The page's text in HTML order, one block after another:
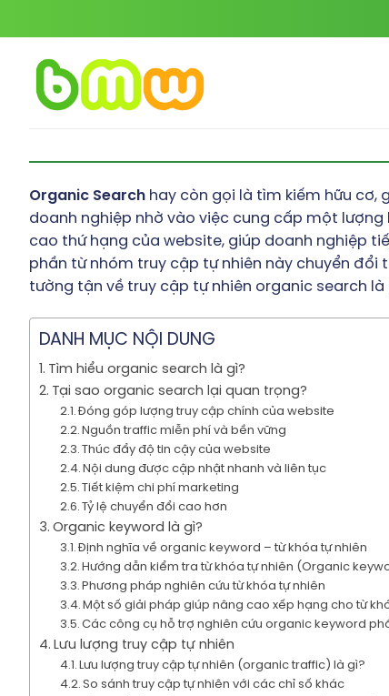
Organic Search hay còn gọi là tìm kiếm hữu cơ,
doanh nghiệp nhờ vào việc cung cấp một
cao thứ hạng của website, giúp doanh nghiệp
phần từ nhóm truy cập tự nhiên này chuyển đổi
tường tận về truy cập tự nhiên organic search là
DANH MỤC NỘI DUNG
Tìm hiểu organic search là gì?
Tại sao organic search lại quan trọng?
Đóng góp lượng truy cập chính của website
Nguồn traffic miễn phí và bền vững
Thúc đẩy độ tin cậy của website
Nội dung được cập nhật nhanh và liên tục
Tiết kiệm chi phí marketing
Tỷ lệ chuyển đổi cao hơn
Organic keyword là gì?
Định nghĩa về organic keyword – từ khóa tự nhiên
Hướng dẫn kiểm tra từ khóa tự nhiên (Organic
Phương pháp nghiên cứu từ khóa tự nhiên
Một số giải pháp giúp nâng cao xếp hạng cho từ
Các công cụ hỗ trợ nghiên cứu organic keyword
Lưu lượng truy cập tự nhiên
Lưu lượng truy cập tự nhiên (organic traffic) là gì?
So sánh truy cập tự nhiên với các chỉ số khác
Phá Doanh
Với Core
Vitals: Khám
Ngờ Tới!
06